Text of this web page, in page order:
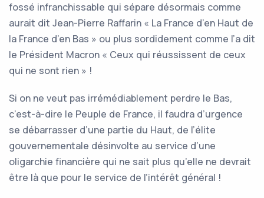
fossé infranchissable qui sépare désormais comme
aurait dit Jean-Pierre Raffarin « La France d’en Haut de
la France d’en Bas » ou plus sordidement comme l’a dit
le Président Macron « Ceux qui réussissent de ceux
qui ne sont rien » !
Si on ne veut pas irrémédiablement perdre le Bas,
c’est-à-dire le Peuple de France, il faudra d’urgence
se débarrasser d’une partie du Haut, de l’élite
gouvernementale désinvolte au service d’une
oligarchie financière qui ne sait plus qu’elle ne devrait
être là que pour le service de l’intérêt général !